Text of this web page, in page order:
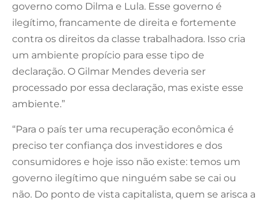
governo como Dilma e Lula. Esse governo é
ilegítimo, francamente de direita e fortemente
contra os direitos da classe trabalhadora. Isso cria
um ambiente propício para esse tipo de
declaração. O Gilmar Mendes deveria ser
processado por essa declaração, mas existe esse
ambiente.”
“Para o país ter uma recuperação econômica é
preciso ter confiança dos investidores e dos
consumidores e hoje isso não existe: temos um
governo ilegítimo que ninguém sabe se cai ou
não. Do ponto de vista capitalista, quem se arisca a